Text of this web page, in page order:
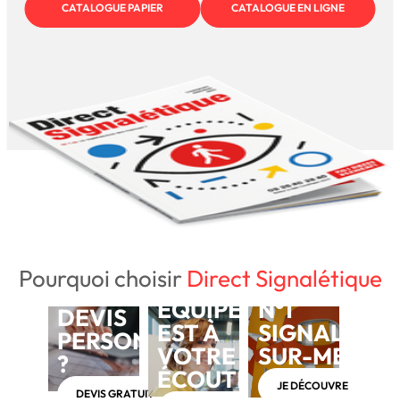
CATALOGUE PAPIER CATALOGUE EN LIGNE
Pourquoi choisir Direct Signalétique
BESOIN D'UN
DEVIS
PERSONNALISÉ
?
DEVIS GRATUIT
NOTRE
ÉQUIPE
EST À
VOTRE
ÉCOUTE
N°1
SUR-
JE DÉCOUVRE